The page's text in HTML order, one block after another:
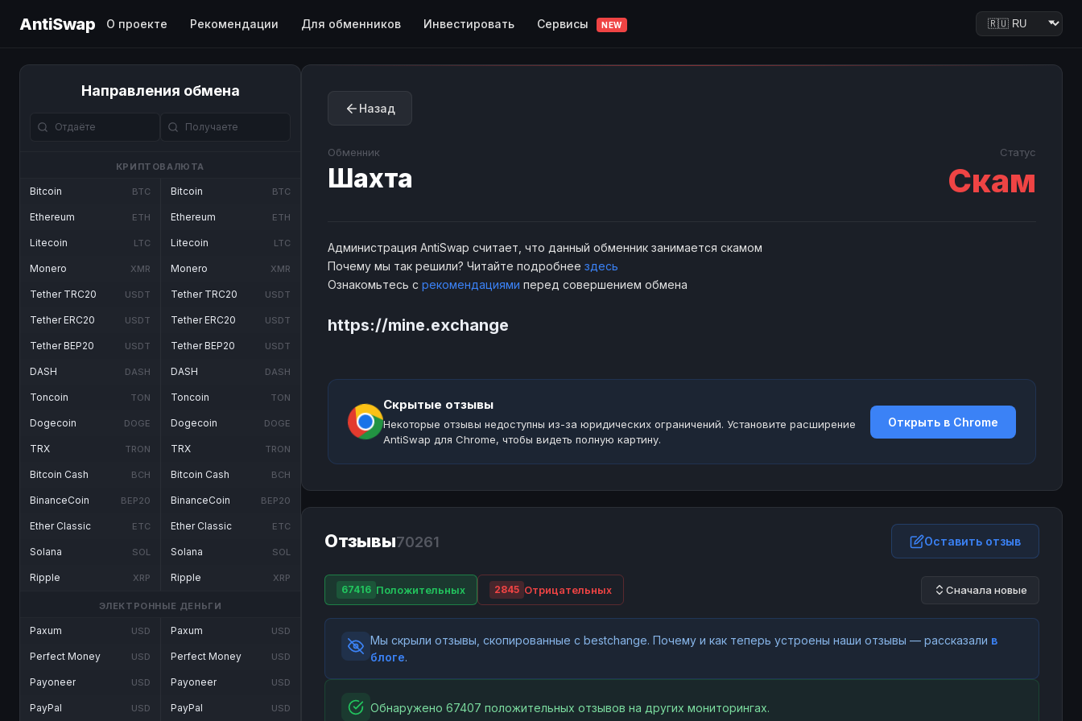
AntiSwap О проекте Рекомендации Для обменников Инвестировать Сервисы NEW
Направления обмена
КРИПТОВАЛЮТА
Bitcoin BTC
Ethereum ETH
Litecoin LTC
Monero XMR
Tether TRC20 USDT
Tether ERC20 USDT
Tether BEP20 USDT
DASH DASH
Toncoin TON
Dogecoin DOGE
TRX TRON
Bitcoin Cash BCH
BinanceCoin BEP20
Ether Classic ETC
Solana SOL
Ripple XRP
Bitcoin BTC
Ethereum ETH
Litecoin LTC
Monero XMR
Tether TRC20 USDT
Tether ERC20 USDT
Tether BEP20 USDT
DASH DASH
Toncoin TON
Dogecoin DOGE
TRX TRON
Bitcoin Cash BCH
BinanceCoin BEP20
Ether Classic ETC
Solana SOL
Ripple XRP
ЭЛЕКТРОННЫЕ ДЕНЬГИ
Paxum USD
Perfect Money USD
Payoneer USD
PayPal USD
Paxum USD
Perfect Money USD
Payoneer USD
PayPal USD
Назад
Обменник
Шахта
Статус
Скам
Администрация AntiSwap считает, что данный обменник занимается скамом
Почему мы так решили? Читайте подробнее здесь
Ознакомьтесь с рекомендациями перед совершением обмена
https://mine.exchange
Скрытые отзывы
Некоторые отзывы недоступны из-за юридических ограничений. Установите расширение
AntiSwap для Chrome, чтобы видеть полную картину.
Открыть в Chrome
Отзывы70261 Оставить отзыв
67416 Положительных 2845 Отрицательных Сначала новые
Мы скрыли отзывы, скопированные с bestchange. Почему и как теперь устроены наши отзывы — рассказали в
блоге.
Обнаружено 67407 положительных отзывов на других мониторингах.